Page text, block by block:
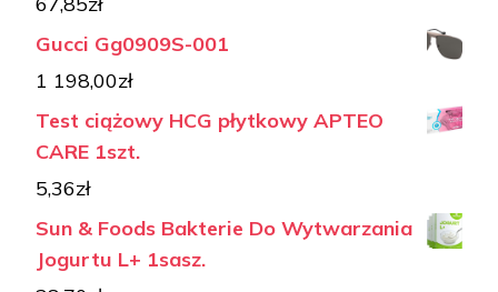
Gucci Gg0909S-001
1 198,00zł
Test ciążowy HCG płytkowy APTEO
CARE 1szt.
5,36zł
Sun & Foods Bakterie Do Wytwarzania
Jogurtu L+ 1sasz.